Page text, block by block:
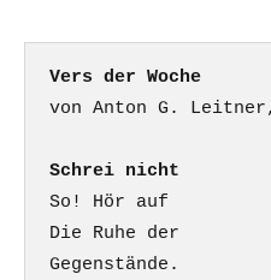
Vers der Woche
Schrei nicht
So! Hör auf
Die Ruhe der
Gegenstände.